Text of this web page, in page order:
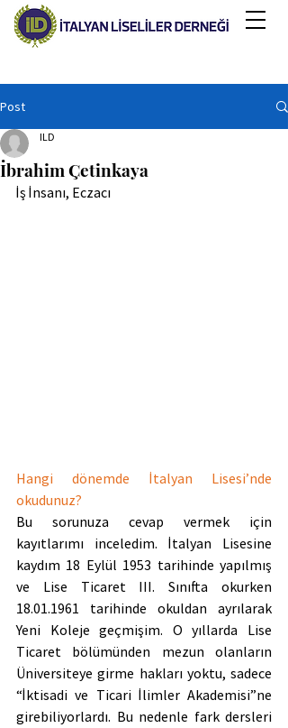
Post
İbrahim Çetinkaya
ILD
İş İnsanı, Eczacı
Hangi dönemde İtalyan Lisesi’nde
okudunuz?
Bu sorunuza cevap vermek için
kayıtlarımı inceledim. İtalyan Lisesine
kaydım 18 Eylül 1953 tarihinde yapılmış
ve Lise Ticaret III. Sınıfta okurken
18.01.1961 tarihinde okuldan ayrılarak
Yeni Koleje geçmişim. O yıllarda Lise
Ticaret bölümünden mezun olanların
Üniversiteye girme hakları yoktu, sadece
“İktisadi ve Ticari İlimler Akademisi”ne
girebiliyorlardı. Bu nedenle fark dersleri